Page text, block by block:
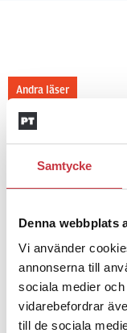
Samtycke
Denna webbplats
Vi använder
annonserna till
sociala medier
vidarebefordrar
till de sociala
Andra läser
4 juni